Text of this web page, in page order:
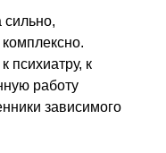
психиатру, к
работу
зависимого